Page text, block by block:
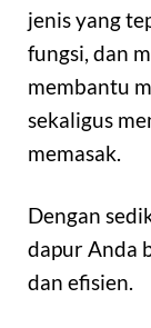
jenis yang
fungsi, dan
membantu
sekaligus
memasak.
Dengan
dapur Anda
dan efisien.